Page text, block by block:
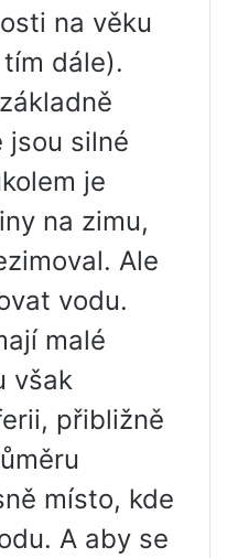
na věku
dále).
jsou silné
je
na zimu,
Ale
vodu.
malé
však
přibližně
místo, kde
A aby se